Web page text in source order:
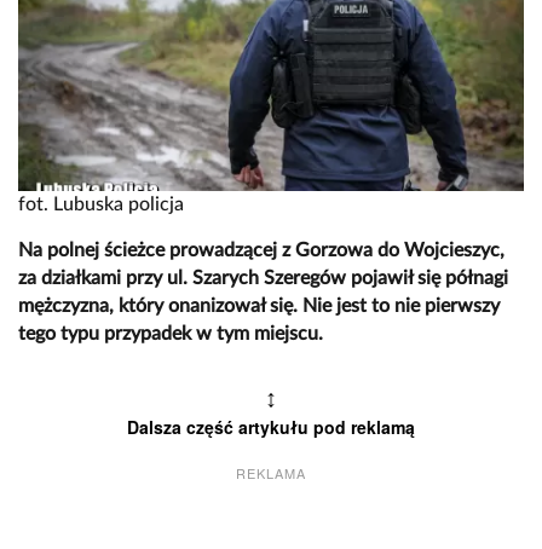
fot. Lubuska policja
Na polnej ścieżce prowadzącej z Gorzowa do Wojcieszyc,
za działkami przy ul. Szarych Szeregów pojawił się półnagi
mężczyzna, który onanizował się. Nie jest to nie pierwszy
tego typu przypadek w tym miejscu.
↕
Dalsza część artykułu pod reklamą
REKLAMA